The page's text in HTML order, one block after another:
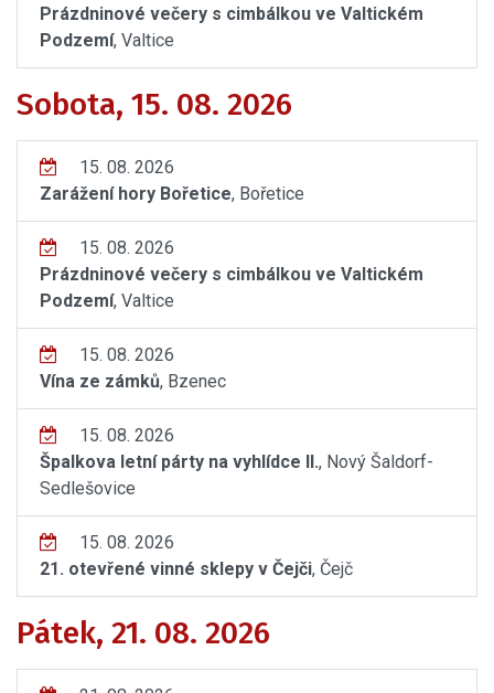
Prázdninové večery s cimbálkou ve Valtickém
Podzemí, Valtice
Sobota, 15. 08. 2026
15. 08. 2026
Zarážení hory Bořetice, Bořetice
15. 08. 2026
Prázdninové večery s cimbálkou ve Valtickém
Podzemí, Valtice
15. 08. 2026
Vína ze zámků, Bzenec
15. 08. 2026
Špalkova letní párty na vyhlídce II., Nový Šaldorf-
Sedlešovice
15. 08. 2026
21. otevřené vinné sklepy v Čejči, Čejč
Pátek, 21. 08. 2026